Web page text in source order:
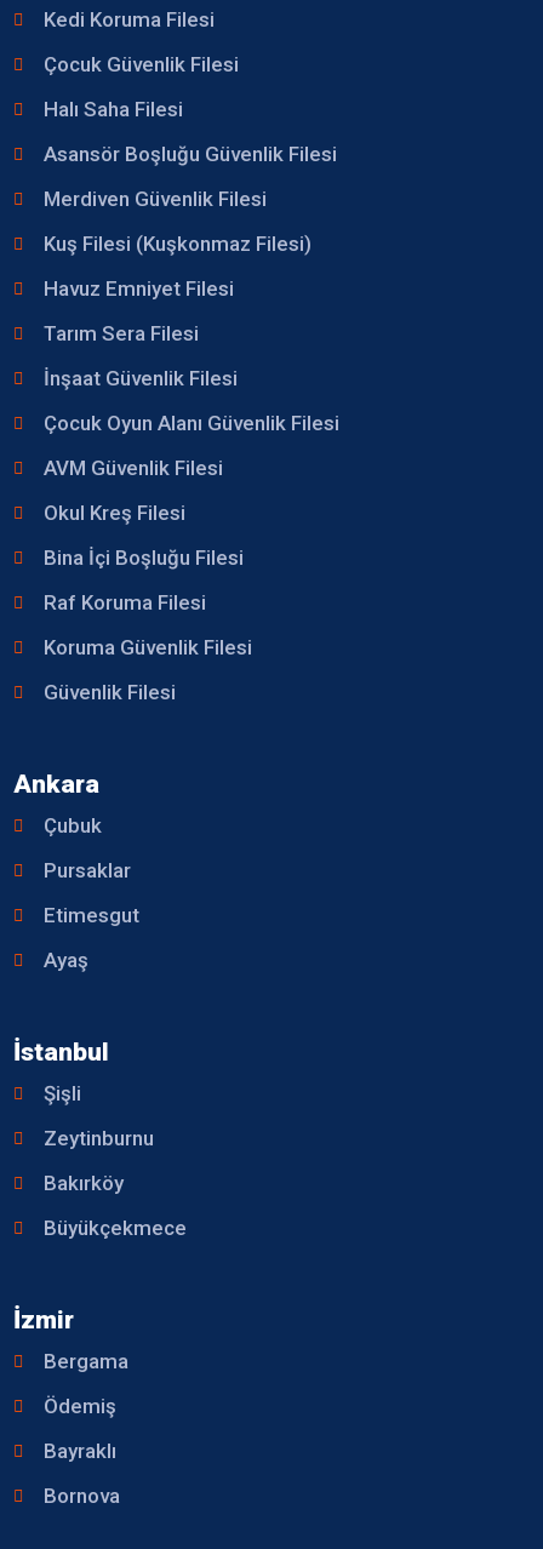
Kedi Koruma Filesi
Çocuk Güvenlik Filesi
Halı Saha Filesi
Asansör Boşluğu Güvenlik Filesi
Merdiven Güvenlik Filesi
Kuş Filesi (Kuşkonmaz Filesi)
Havuz Emniyet Filesi
Tarım Sera Filesi
İnşaat Güvenlik Filesi
Çocuk Oyun Alanı Güvenlik Filesi
AVM Güvenlik Filesi
Okul Kreş Filesi
Bina İçi Boşluğu Filesi
Raf Koruma Filesi
Koruma Güvenlik Filesi
Güvenlik Filesi
Ankara
Çubuk
Pursaklar
Etimesgut
Ayaş
İstanbul
Şişli
Zeytinburnu
Bakırköy
Büyükçekmece
İzmir
Bergama
Ödemiş
Bayraklı
Bornova